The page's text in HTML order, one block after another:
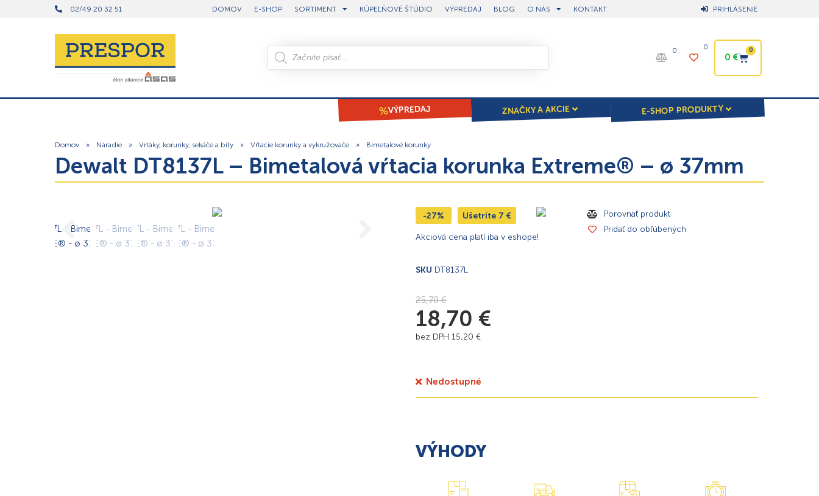
02/49 20 32 51 DOMOV E-SHOP SORTIMENT KÚPEĽŇOVÉ ŠTÚDIO VÝPREDAJ BLOG O NÁS KONTAKT PRIHLÁSENIE
0 0
0€
0
VÝPREDAJ ZNAČKY A AKCIE E-SHOP PRODUKTY
Domov » Náradie » Vrtáky, korunky, sekáče a bity » Vŕtacie korunky a vykružovače » Bimetalové korunky
Dewalt DT8137L – Bimetalová vŕtacia korunka Extreme® – ø 37mm
-27% Ušetríte 7 €
Akciová cena platí iba v eshope!
SKU DT8137L
Porovnať produkt
Pridať do obľúbených
25,70€
18,70 €
bez DPH 15,20 €
Nedostupné
VÝHODY